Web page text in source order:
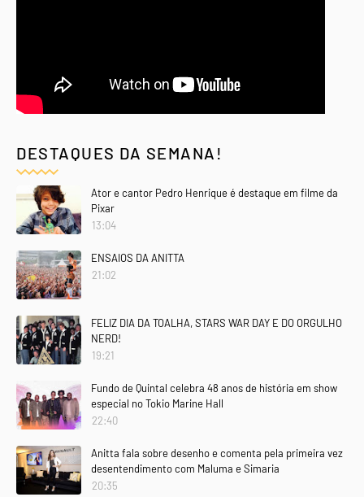
DESTAQUES DA SEMANA!
Ator e cantor Pedro Henrique é destaque em filme da
Pixar
13:04
ENSAIOS DA ANITTA
21:02
FELIZ DIA DA TOALHA, STARS WAR DAY E DO ORGULHO
NERD!
19:21
Fundo de Quintal celebra 48 anos de história em show
especial no Tokio Marine Hall
22:40
Anitta fala sobre desenho e comenta pela primeira vez
desentendimento com Maluma e Simaria
20:35